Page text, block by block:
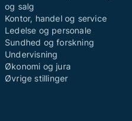
og salg
Kontor, handel og service
Ledelse og personale
Sundhed og forskning
Undervisning
Økonomi og jura
Øvrige stillinger